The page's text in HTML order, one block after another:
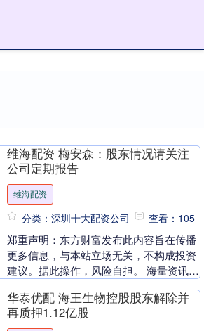
维海配资 梅安森：股东情况请关注
公司定期报告
维海配资
分类：深圳十大配资公司 查看：105
郑重声明：东方财富发布此内容旨在传播
更多信息，与本站立场无关，不构成投资
建议。据此操作，风险自担。 海量资讯、
华泰优配 海王生物控股股东解除并
再质押1.12亿股